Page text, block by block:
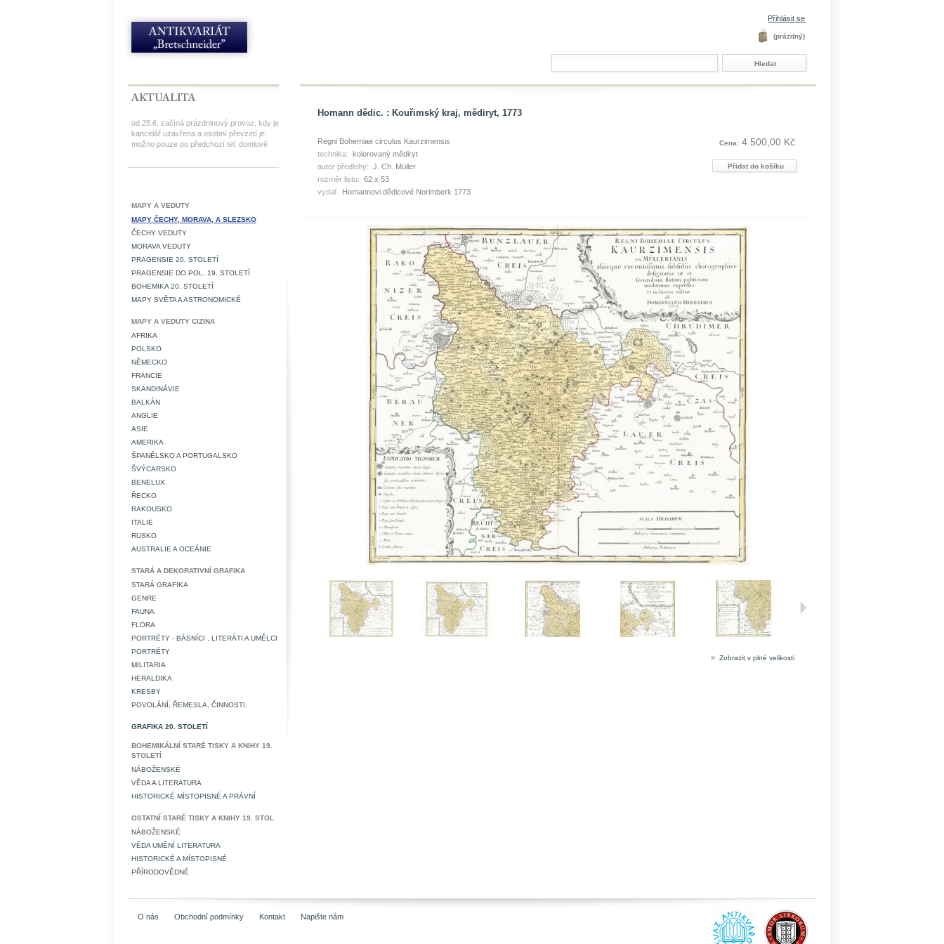
Přihlásit se
(prázdný)
od 25.6. začíná prázdninový provoz, kdy je
kancelář uzavřena a osobní převzetí je
možno pouze po předchozí tel. domluvě
MAPY A VEDUTY
MAPY ČECHY, MORAVA, A SLEZSKO
ČECHY VEDUTY
MORAVA VEDUTY
PRAGENSIE 20. STOLETÍ
PRAGENSIE DO POL. 19. STOLETÍ
BOHEMIKA 20. STOLETÍ
MAPY SVĚTA A ASTRONOMICKÉ
MAPY A VEDUTY CIZINA
AFRIKA
POLSKO
NĚMECKO
FRANCIE
SKANDINÁVIE
BALKÁN
ANGLIE
ASIE
AMERIKA
ŠPANĚLSKO A PORTUGALSKO
ŠVÝCARSKO
BENELUX
ŘECKO
RAKOUSKO
ITALIE
RUSKO
AUSTRALIE A OCEÁNIE
STARÁ A DEKORATIVNÍ GRAFIKA
STARÁ GRAFIKA
GENRE
FAUNA
FLORA
PORTRÉTY - BÁSNÍCI , LITERÁTI A UMĚLCI
PORTRÉTY
MILITARIA
HERALDIKA
KRESBY
POVOLÁNÍ, ŘEMESLA, ČINNOSTI.
GRAFIKA 20. STOLETÍ
BOHEMIKÁLNÍ STARÉ TISKY A KNIHY 19.
STOLETÍ
NÁBOŽENSKÉ
VĚDA A LITERATURA
HISTORICKÉ MÍSTOPISNÉ A PRÁVNÍ
OSTATNÍ STARÉ TISKY A KNIHY 19. STOL
NÁBOŽENSKÉ
VĚDA UMĚNÍ LITERATURA
HISTORICKÉ A MÍSTOPISNÉ
PŘÍRODOVĚDNÉ
Homann dědic. : Kouřimský kraj, mědiryt, 1773
Regni Bohemiae circulus Kaurzimensis
technika: kolorovaný mědiryt
autor předlohy: J. Ch. Müller
rozměr listu: 62 x 53
vydal:
Homannovi dědicové Norimberk 1773
Cena: 4 500,00 Kč
» Zobrazit v plné velikosti
O nás Obchodní podmínky Kontakt Napište nám